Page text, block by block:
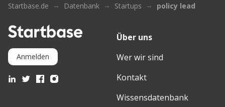
Startbase.de Datenbank Startups policy lead
Anmelden
Über uns
Wer wir sind
Kontakt
Wissensdatenbank